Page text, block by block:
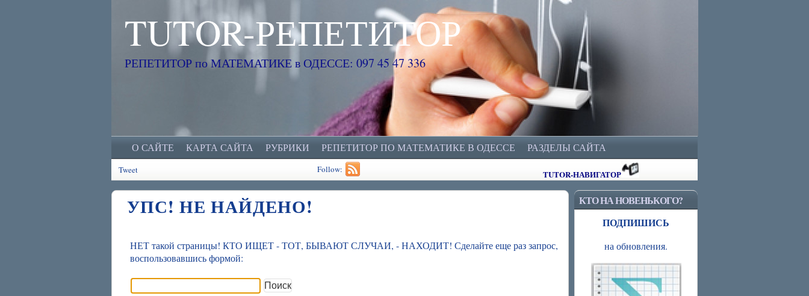
TUTOR-РЕПЕТИТОР
РЕПЕТИТОР по МАТЕМАТИКЕ в ОДЕССЕ: 097 45 47 336
О САЙТЕ КАРТА САЙТА РУБРИКИ РЕПЕТИТОР ПО МАТЕМАТИКЕ В ОДЕССЕ РАЗДЕЛЫ САЙТА
Tweet Follow: TUTOR-НАВИГАТОР
УПС! НЕ НАЙДЕНО!
НЕТ такой страницы! КТО ИЩЕТ - ТОТ, БЫВАЮТ СЛУЧАИ, - НАХОДИТ! Сделайте еще раз запрос,
воспользовавшись формой:
Найти:
КТО НА НОВЕНЬКОГО?
ПОДПИШИСЬ
на обновления.